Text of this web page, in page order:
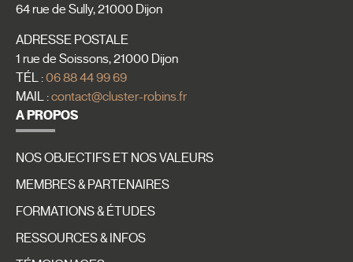
64 rue de Sully, 21000 Dijon
ADRESSE POSTALE
1 rue de Soissons, 21000 Dijon
TÉL :06 88 44 99 69
MAIL :contact@cluster-robins.fr
A PROPOS
NOS OBJECTIFS ET NOS VALEURS
MEMBRES & PARTENAIRES
FORMATIONS & ÉTUDES
RESSOURCES & INFOS